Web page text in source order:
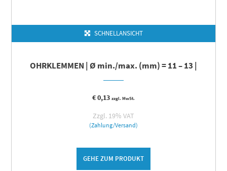
SCHNELLANSICHT
OHRKLEMMEN | Ø min./max. (mm) = 11 – 13 |
€0,13 zzgl. MwSt.
Zzgl. 19% VAT
(Zahlung/Versand)
GEHE ZUM PRODUKT